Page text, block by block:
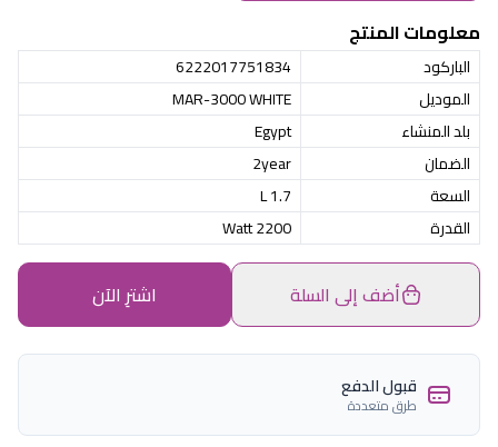
معلومات المنتج
الباركود
6222017751834
الموديل
MAR-3000 WHITE
بلد المنشاء
Egypt
الضمان
2year
السعة
1.7 L
القدرة
2200 Watt
أضف إلى السلة اشترِ الآن
قبول الدفع
طرق متعددة